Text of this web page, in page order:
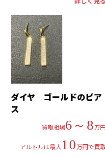
ダイヤ ゴールドのピア
ス
買取相場6～8万
アルトルは最大10万円で買